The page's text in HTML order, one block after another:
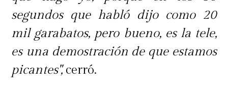
segundos que habló dijo como 20
mil garabatos, pero bueno, es la tele,
es una demostración de que estamos
picantes",cerró.